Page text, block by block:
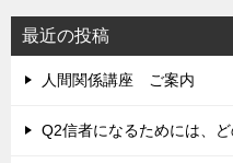
ビ
ゲ
ー
シ
最近の投稿
人間関係講座 ご案内
Q2信者になるためには、